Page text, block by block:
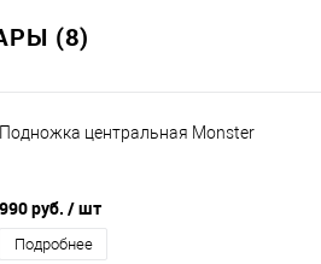
(8)
Подножка центральная Monster
990 руб. / шт
Подробнее